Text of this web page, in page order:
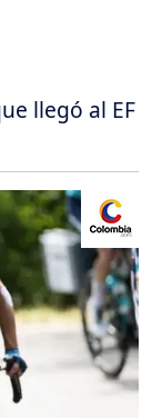
llegó al EF